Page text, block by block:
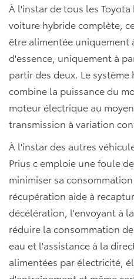
À l'instar de tous les
voiture hybride complète,
être alimentée uniquement
d'essence, uniquement à
partir des deux. Le
combine la puissance du
moteur électrique au
transmission à variation
À l'instar des autres
Prius c emploie une foule
minimiser sa
récupération aide à
décélération, l'envoyant à
réduire la consommation
eau et l'assistance à la
alimentées par électricité,